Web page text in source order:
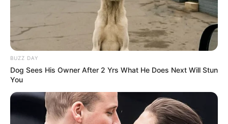
BUZZ DAY
Dog Sees His Owner After 2 Yrs What He Does Next Will Stun
You